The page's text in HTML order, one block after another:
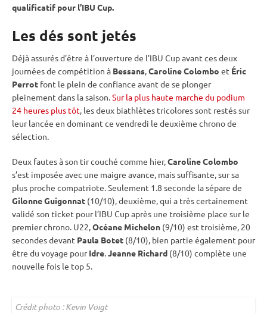
qualificatif pour l’IBU Cup.
Les dés sont jetés
Déjà assurés d’être à l’ouverture de l’IBU Cupavant ces deux
journées de compétition à Bessans,Caroline Colombo et Éric
Perrot font le plein de confiance avant de se plonger
pleinement dans la saison.Sur la plus haute marche du podium
24 heures plus tôt, les deux biathlètes tricolores sont restés sur
leur lancée en dominant ce vendredi le deuxième chrono de
sélection.
Deux fautes à son tircouché comme hier,Caroline Colombo
s’est imposée avec une maigre avance, mais suffisante, sur sa
plus proche compatriote. Seulement 1.8 seconde la sépare de
Gilonne Guigonnat (10/10), deuxième, qui a très certainement
validé son ticket pour l’IBU Cupaprès une troisième place sur le
premier chrono. U22,Océane Michelon (9/10) est troisième, 20
secondes devant Paula Botet (8/10), bien partie également pour
être du voyage pourIdre.Jeanne Richard (8/10) complète une
nouvelle fois le top 5.
Crédit photo : Kevin Voigt